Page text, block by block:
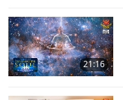
21:16